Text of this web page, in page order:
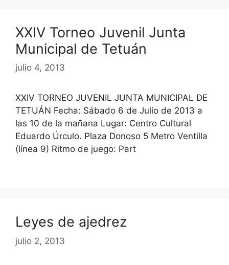
XXIV Torneo Juvenil Junta
Municipal de Tetuán
julio 4, 2013
XXIV TORNEO JUVENIL JUNTA MUNICIPAL DE
TETUÁN Fecha: Sábado 6 de Julio de 2013 a
las 10 de la mañana Lugar: Centro Cultural
Eduardo Úrculo. Plaza Donoso 5 Metro Ventilla
(línea 9) Ritmo de juego: Part
Leyes de ajedrez
julio 2, 2013